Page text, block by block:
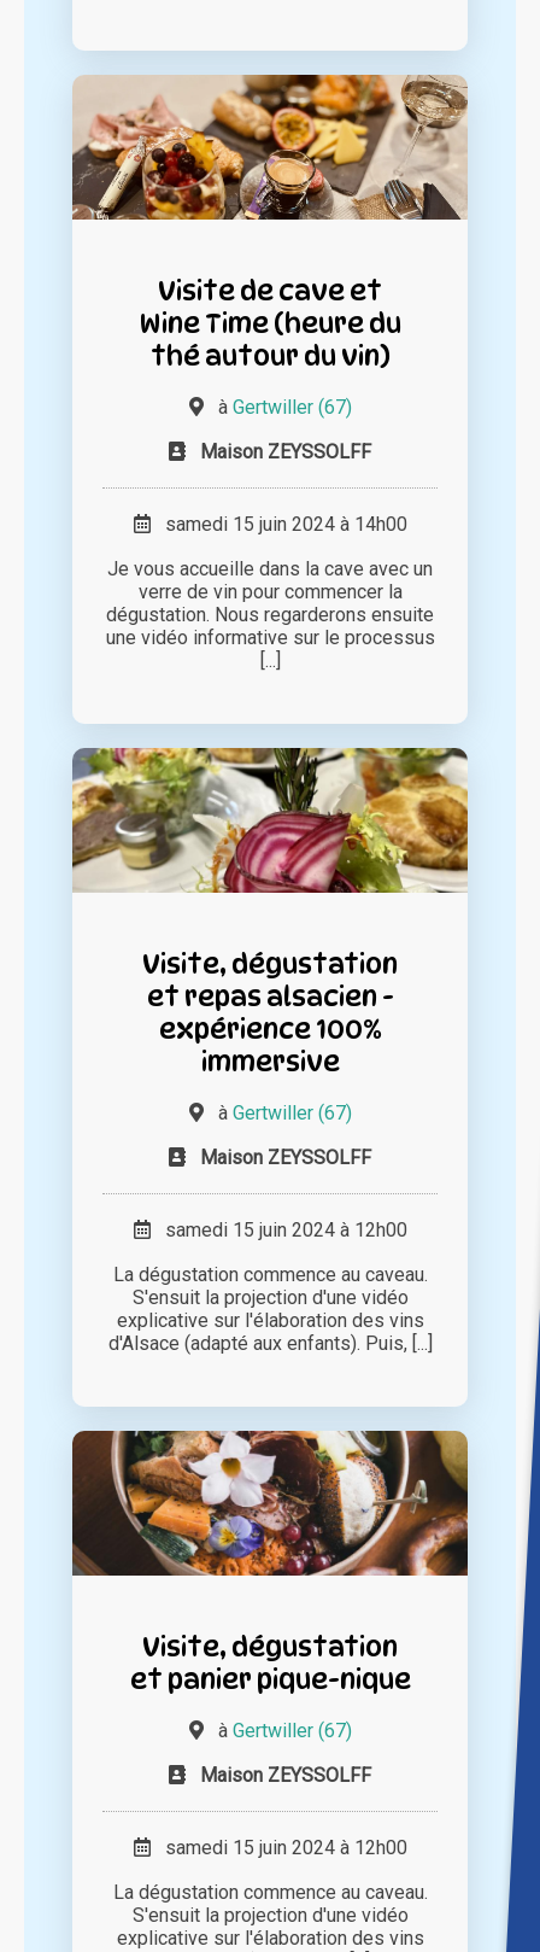
Visite de cave et
Wine Time (heure du
thé autour du vin)
à Gertwiller (67)
Maison ZEYSSOLFF
samedi 15 juin 2024 à 14h00
Je vous accueille dans la cave avec un
verre de vin pour commencer la
dégustation. Nous regarderons ensuite
une vidéo informative sur le processus
[...]
Visite, dégustation
et repas alsacien -
expérience 100%
immersive
à Gertwiller (67)
Maison ZEYSSOLFF
samedi 15 juin 2024 à 12h00
La dégustation commence au caveau.
S'ensuit la projection d'une vidéo
explicative sur l'élaboration des vins
d'Alsace (adapté aux enfants). Puis, [...]
Visite, dégustation
et panier pique-nique
à Gertwiller (67)
Maison ZEYSSOLFF
samedi 15 juin 2024 à 12h00
La dégustation commence au caveau.
S'ensuit la projection d'une vidéo
explicative sur l'élaboration des vins